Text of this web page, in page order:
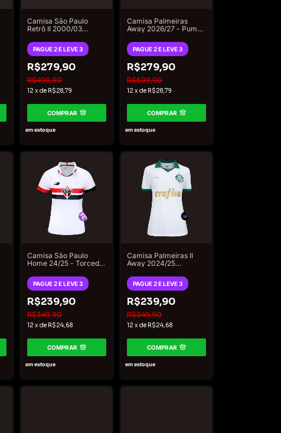
Camisa São Paulo
Retrô II 2000/03
Masculina - Preto e
Vermelho
PAGUE 2 E LEVE 3
R$279,90
R$499,90
12 xde R$28,79
COMPRAR
em estoque
Camisa Palmeiras
Away 2026/27 - Puma
Branco
PAGUE 2 E LEVE 3
R$279,90
R$699,90
12 xde R$28,79
COMPRAR
em estoque
Camisa São Paulo
Home 24/25 - Torcedor
- Branco
PAGUE 2 E LEVE 3
R$239,90
R$349,90
12 xde R$24,68
COMPRAR
em estoque
Camisa Palmeiras II
Away 2024/25
Feminina - Branco e
Dourado
PAGUE 2 E LEVE 3
R$239,90
R$349,90
12 xde R$24,68
COMPRAR
em estoque